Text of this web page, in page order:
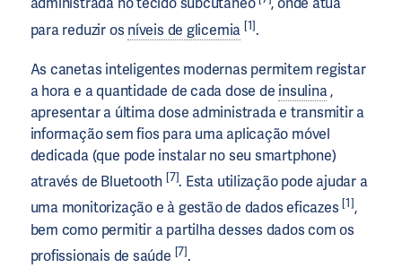
administrada no tecido subcutâneo
, onde atua
para reduzir os níveis de glicemia [1].
As canetas inteligentes modernas permitem registar
a hora e a quantidade de cada dose de insulina,
apresentar a última dose administrada e transmitir a
informação sem fios para uma aplicação móvel
dedicada (que pode instalar no seu smartphone)
através de Bluetooth [7]. Esta utilização pode ajudar a
uma monitorização e à gestão de dados eficazes[1],
bem como permitir a partilha desses dados com os
profissionais de saúde [7].